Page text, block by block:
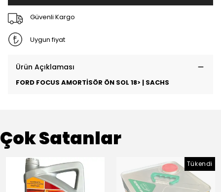
Güvenli Kargo
Uygun fiyat
Ürün Açıklaması
FORD FOCUS AMORTİSÖR ÖN SOL 18> | SACHS
Çok Satanlar
Tükendi